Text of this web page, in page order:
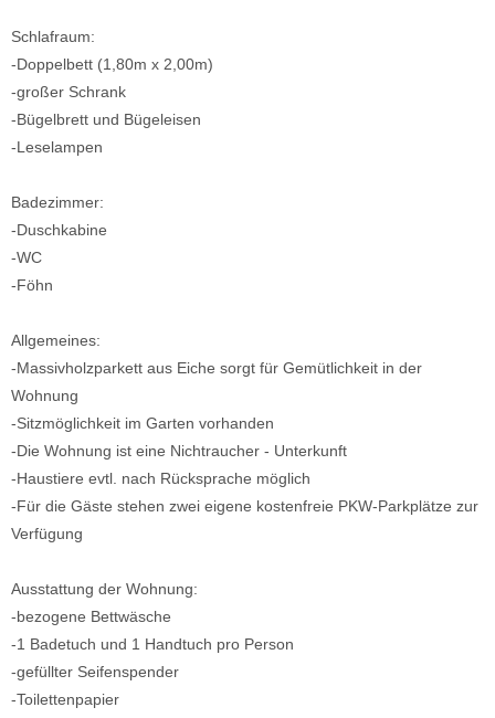
Schlafraum:
-Doppelbett (1,80m x 2,00m)
-großer Schrank
-Bügelbrett und Bügeleisen
-Leselampen
Badezimmer:
-Duschkabine
-WC
-Föhn
Allgemeines:
-Massivholzparkett aus Eiche sorgt für Gemütlichkeit in der
Wohnung
-Sitzmöglichkeit im Garten vorhanden
-Die Wohnung ist eine Nichtraucher - Unterkunft
-Haustiere evtl. nach Rücksprache möglich
-Für die Gäste stehen zwei eigene kostenfreie PKW-Parkplätze zur
Verfügung
Ausstattung der Wohnung:
-bezogene Bettwäsche
-1 Badetuch und 1 Handtuch pro Person
-gefüllter Seifenspender
-Toilettenpapier